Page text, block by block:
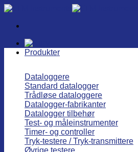
Fortsæt
indhold
Produkter
Dataloggere
Standard datalogger
Trådløse dataloggere
Datalogger-fabrikanter
Datalogger tilbehør
Test- og måleinstrumenter
Timer- og controller
Tryk-testere / Tryk-transmittere
Øvrige testere